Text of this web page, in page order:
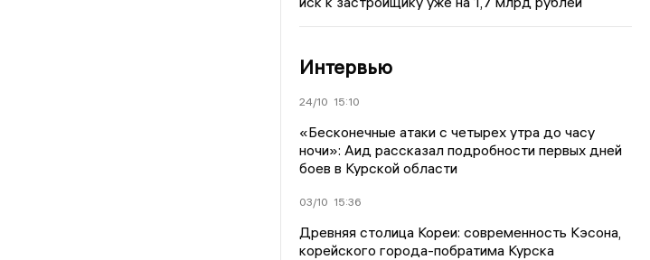
Интервью
24/10 15:10
«Бесконечные атаки с четырех утра до часу
ночи»: Аид рассказал подробности первых дней
боев в Курской области
03/10 15:36
Древняя столица Кореи: современность Кэсона,
корейского города-побратима Курска